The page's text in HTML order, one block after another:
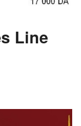
Line